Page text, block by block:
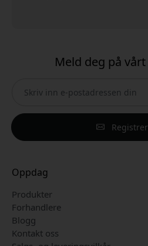
Meld deg på
Oppdag
Produkter
Forhandlere
Blogg
Kontakt oss